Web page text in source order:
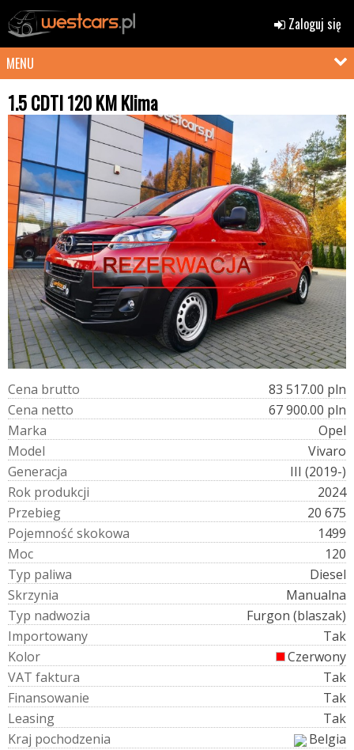
Zaloguj się
MENU
1.5 CDTI 120 KM Klima
Cena brutto
83 517.00 pln
Cena netto
67 900.00 pln
Marka
Opel
Model
Vivaro
Generacja
III (2019-)
Rok produkcji
2024
Przebieg
20 675
Pojemność skokowa
1499
Moc
120
Typ paliwa
Diesel
Skrzynia
Manualna
Typ nadwozia
Furgon (blaszak)
Importowany
Tak
Kolor
Czerwony
VAT faktura
Tak
Finansowanie
Tak
Leasing
Tak
Kraj pochodzenia
Belgia